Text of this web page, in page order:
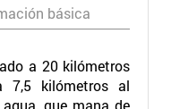
básica
a 20 kilómetros
7,5 kilómetros al
que mana de